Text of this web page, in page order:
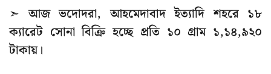
➣ আজ ভদোদরা, আহমেদাবাদ ইত্যাদি শহরে ১৮
ক্যারেট সোনা বিক্রি হচ্ছে প্রতি ১০ গ্রাম ১,১৪,৯২০
টাকায়।